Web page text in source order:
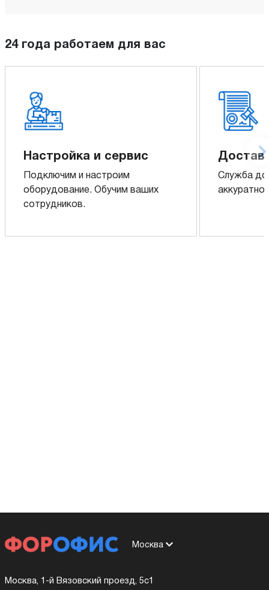
24 года работаем для вас
Настройка и сервис
Подключим и настроим
оборудование. Обучим ваших
сотрудников.
Служба
аккуратно
Москва
Москва, 1-й Вязовский проезд, 5с1